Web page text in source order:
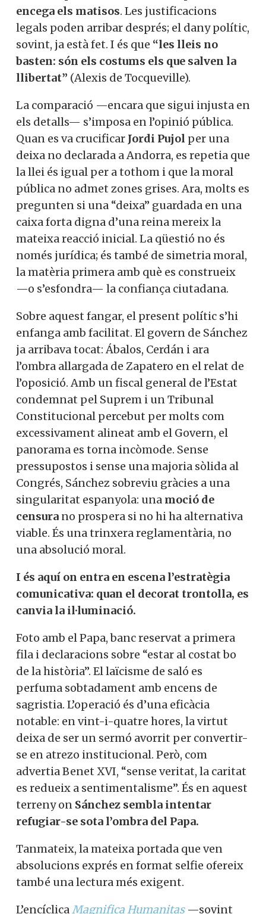
encega els matisos. Les justificacions
legals poden arribar després; el dany polític,
sovint, ja està fet. I és que “les lleis no
basten: són els costums els que salven la
llibertat” (Alexis de Tocqueville).
La comparació —encara que sigui injusta en
els detalls— s’imposa en l’opinió pública.
Quan es va crucificar Jordi Pujol per una
deixa no declarada a Andorra, es repetia que
la llei és igual per a tothom i que la moral
pública no admet zones grises. Ara, molts es
pregunten si una “deixa” guardada en una
caixa forta digna d’una reina mereix la
mateixa reacció inicial. La qüestió no és
només jurídica; és també de simetria moral,
la matèria primera amb què es construeix
—o s’esfondra— la confiança ciutadana.
Sobre aquest fangar, el present polític s’hi
enfanga amb facilitat. El govern de Sánchez
ja arribava tocat: Ábalos, Cerdán i ara
l’ombra allargada de Zapatero en el relat de
l’oposició. Amb un fiscal general de l’Estat
condemnat pel Suprem i un Tribunal
Constitucional percebut per molts com
excessivament alineat amb el Govern, el
panorama es torna incòmode. Sense
pressupostos i sense una majoria sòlida al
Congrés, Sánchez sobreviu gràcies a una
singularitat espanyola: una moció de
censura no prospera si no hi ha alternativa
viable. És una trinxera reglamentària, no
una absolució moral.
I és aquí on entra en escena l’estratègia
comunicativa: quan el decorat trontolla, es
canvia la il·luminació.
Foto amb el Papa, banc reservat a primera
fila i declaracions sobre “estar al costat bo
de la història”. El laïcisme de saló es
perfuma sobtadament amb encens de
sagristia. L’operació és d’una eficàcia
notable: en vint-i-quatre hores, la virtut
deixa de ser un sermó avorrit per convertir-
se en atrezo institucional. Però, com
advertia Benet XVI, “sense veritat, la caritat
es redueix a sentimentalisme”. És en aquest
terreny on Sánchez sembla intentar
refugiar-se sota l’ombra del Papa.
Tanmateix, la mateixa portada que ven
absolucions exprés en format selfie ofereix
també una lectura més exigent.
L’encíclica Magnifica Humanitas —sovint